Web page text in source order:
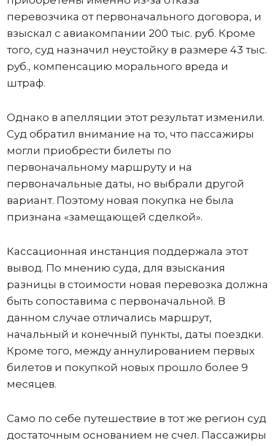
перевозчика от первоначального договора, и
взыскал с авиакомпании 200 тыс. руб. Кроме
того, суд назначил неустойку в размере 43 тыс.
руб., компенсацию морального вреда и
штраф.
Однако в апелляции этот результат изменили.
Суд обратил внимание на то, что пассажиры
могли приобрести билеты по
первоначальному маршруту и на
первоначальные даты, но выбрали другой
вариант. Поэтому новая покупка не была
признана «замещающей сделкой».
Кассационная инстанция поддержала этот
вывод. По мнению суда, для взыскания
разницы в стоимости новая перевозка должна
быть сопоставима с первоначальной. В
данном случае отличались маршрут,
начальный и конечный пункты, даты поездки.
Кроме того, между аннулированием первых
билетов и покупкой новых прошло более 9
месяцев.
Само по себе путешествие в тот же регион суд
достаточным основанием не счел. Пассажиры